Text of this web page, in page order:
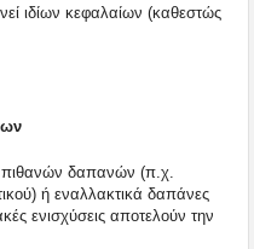
ιδίων κεφαλαίων (καθεστώς
πιθανών δαπανών (π.χ.
ή εναλλακτικά δαπάνες
ενισχύσεις αποτελούν την